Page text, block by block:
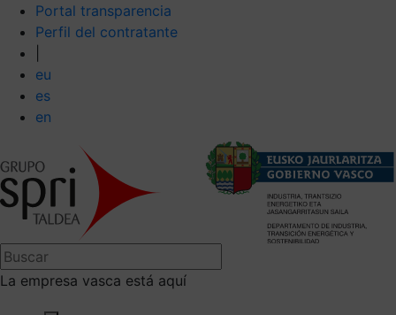
Portal transparencia
Perfil del contratante
eu
es
en
La empresa vasca está aquí